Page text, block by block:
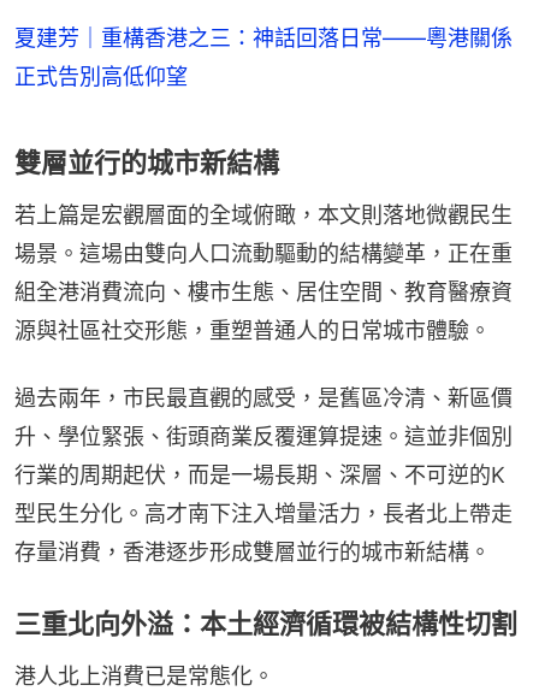
夏建芳｜重構香港之三：神話回落日常——粵港關係
正式告別高低仰望
雙層並行的城市新結構
若上篇是宏觀層面的全域俯瞰，本文則落地微觀民生
場景。這場由雙向人口流動驅動的結構變革，正在重
組全港消費流向、樓市生態、居住空間、教育醫療資
源與社區社交形態，重塑普通人的日常城市體驗。
過去兩年，市民最直觀的感受，是舊區冷清、新區價
升、學位緊張、街頭商業反覆運算提速。這並非個別
行業的周期起伏，而是一場長期、深層、不可逆的K
型民生分化。高才南下注入增量活力，長者北上帶走
存量消費，香港逐步形成雙層並行的城市新結構。
三重北向外溢：本土經濟循環被結構性切割
港人北上消費已是常態化。